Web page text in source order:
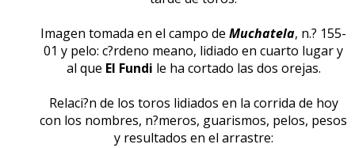
Imagen tomada en el campo de Muchatela, n.? 155-
01 y pelo: c?rdeno meano, lidiado en cuarto lugar y
al que El Fundi le ha cortado las dos orejas.
Relaci?n de los toros lidiados en la corrida de hoy
con los nombres, n?meros, guarismos, pelos, pesos
y resultados en el arrastre: